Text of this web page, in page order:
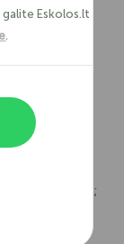
ir
susitarti
gali
gerokai ilgesnis;
turi
Eskolos.lt
.